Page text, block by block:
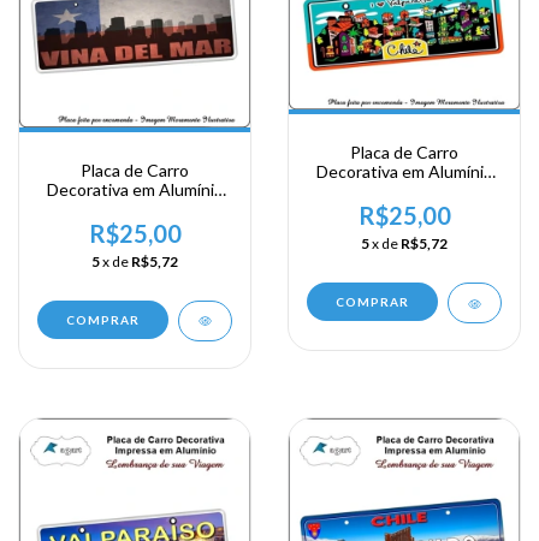
Placa de Carro
Decorativa em Alumínio
Vina del Mar
R$25,00
5x de R$5,72
COMPRAR
Placa de Carro
Decorativa em Alumínio
Valparaiso
R$25,00
5x de R$5,72
COMPRAR